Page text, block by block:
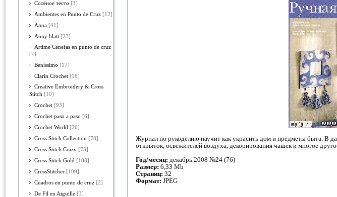
Солёное тесто [3]
Ambientes en Punto de Cruz [12]
Anna [41]
Anny blatt [23]
Artime Cenefas en punto de cruz
[7]
Benissimo [17]
Clarin Crochet [16]
Creative Embroidery & Cross
Stitch [10]
Crochet [93]
Crochet paso a paso [6]
Crochet World [26]
Cross Stitch Collection [78]
Cross Stitch Crazy [73]
Cross Stitch Gold [108]
CrossStitcher [109]
Cuadros en punto de cruz [2]
De Fil en Aiguille [3]
Журнал по рукоделию научит как украсить дом и предметы быта. В
открыток, освежителей воздуха, декорирования чашек и многое
Год/месяц: декабрь 2008 №24 (76)
Размер: 6,33 Mb
Страниц: 32
Формат: JPEG